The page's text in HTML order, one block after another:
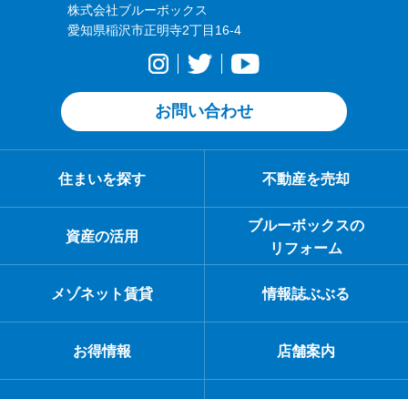
株式会社ブルーボックス
愛知県稲沢市正明寺2丁目16-4
お問い合わせ
住まいを探す 不動産を売却
資産の活用
ブルーボックスの
リフォーム
メゾネット賃貸 情報誌ぶぶる
お得情報 店舗案内